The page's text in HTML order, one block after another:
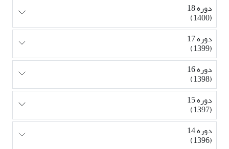
دوره 18
(1400)
دوره 17
(1399)
دوره 16
(1398)
دوره 15
(1397)
دوره 14
(1396)